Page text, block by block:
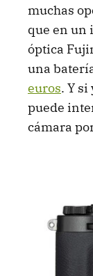
muchas
que en un
óptica
una
euros. Y
puede
cámara